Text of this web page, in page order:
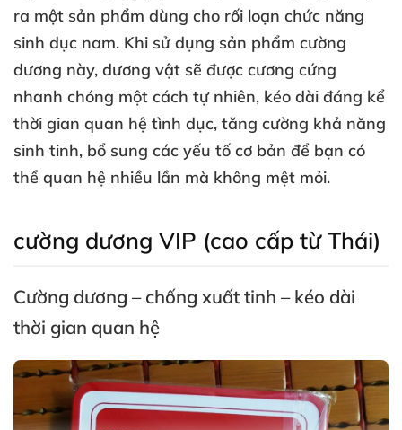
ra một sản phẩm dùng cho rối loạn chức năng
sinh dục nam. Khi sử dụng sản phẩm cường
dương này, dương vật sẽ được cương cứng
nhanh chóng một cách tự nhiên, kéo dài đáng kể
thời gian quan hệ tình dục, tăng cường khả năng
sinh tinh, bổ sung các yếu tố cơ bản để bạn có
thể quan hệ nhiều lần mà không mệt mỏi.
cường dương VIP (cao cấp từ Thái)
Cường dương – chống xuất tinh – kéo dài
thời gian quan hệ